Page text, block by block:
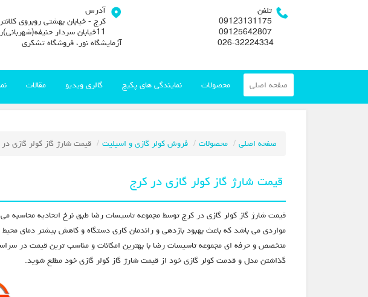
تلفن
09123131175
09125642807
آدرس
کرج - خیابان بهشتی روبروی
11خیابان سردار
آزمایشگاه نور، فروشگاه تشکری
صفحه اصلی محصولات نمایندگی های پکیج گالری ویدیو مقالات
صفحه اصلی محصولات فروش کولر گازی و اسپلیت قیمت شارژ گاز کولر گازی
قیمت شارژ گاز کولر گازی در کرج
قیمت شارژ گاز کولر گازی در کرج توسط مجموعه تاسیسات رضا طبق نرخ اتحادیه محاسبه
مواردی می باشد که باعث بهبود بازدهی و راندمان کاری دستگاه و کاهش بیشتر دمای
متخصص و حرفه ای مجموعه تاسیسات رضا با بهترین امکانات و مناسب ترین قیمت در
گذاشتن مدل و قدمت کولر گازی خود از قیمت شارژ گاز کولر گازی خود مطلع شوید.